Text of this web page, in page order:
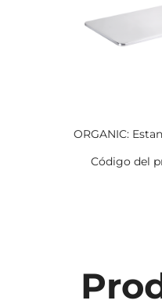
ORGANIC:
Código del